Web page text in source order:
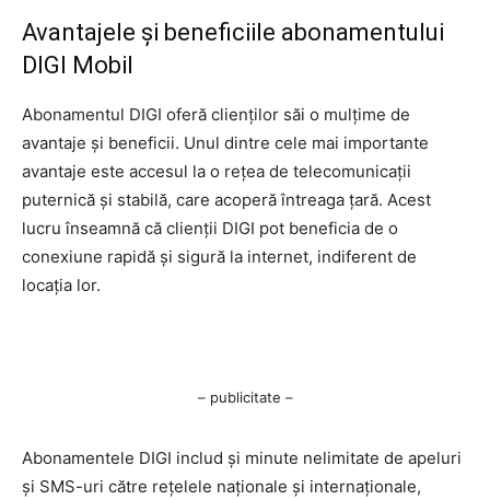
Avantajele și beneficiile abonamentului
DIGI Mobil
Abonamentul DIGI oferă clienților săi o mulțime de
avantaje și beneficii. Unul dintre cele mai importante
avantaje este accesul la o rețea de telecomunicații
puternică și stabilă, care acoperă întreaga țară. Acest
lucru înseamnă că clienții DIGI pot beneficia de o
conexiune rapidă și sigură la internet, indiferent de
locația lor.
– publicitate –
Abonamentele DIGI includ și minute nelimitate de apeluri
și SMS-uri către rețelele naționale și internaționale,